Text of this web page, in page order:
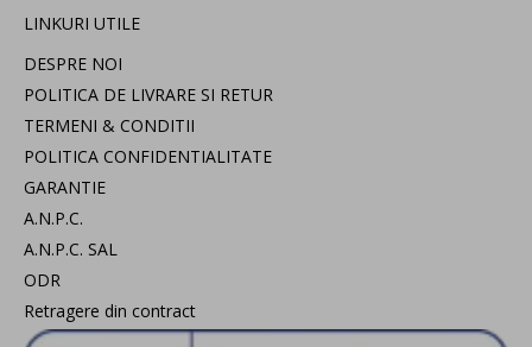
LINKURI UTILE
DESPRE NOI
POLITICA DE LIVRARE SI RETUR
TERMENI & CONDITII
POLITICA CONFIDENTIALITATE
GARANTIE
A.N.P.C.
A.N.P.C. SAL
ODR
Retragere din contract